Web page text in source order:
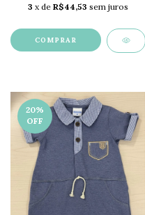
3 x de R$44,53 sem juros
COMPRAR
20%
OFF